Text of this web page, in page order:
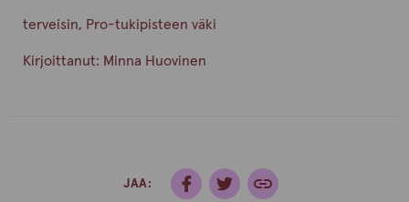
terveisin, Pro-tukipisteen väki
Kirjoittanut: Minna Huovinen
JAA: